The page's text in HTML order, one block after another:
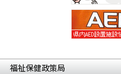
福祉保健政策局